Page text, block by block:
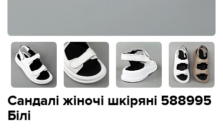
Сандалі жіночі шкіряні 588995
Білі